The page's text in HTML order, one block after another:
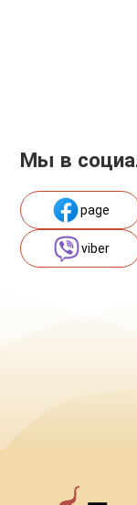
Мы в
page
viber